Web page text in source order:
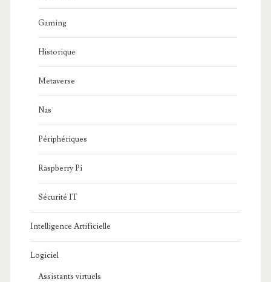
Gaming
Historique
Metaverse
Nas
Périphériques
Raspberry Pi
Sécurité IT
Intelligence Artificielle
Logiciel
Assistants virtuels